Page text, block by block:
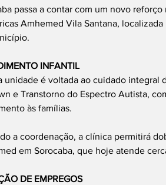
passa a contar com um novo
Amhemed Vila Santana,
INFANTIL
unidade é voltada ao cuidado integral
e Transtorno do Espectro Autista,
às famílias.
a coordenação, a clínica permitirá
em Sorocaba, que hoje atende
DE EMPREGOS